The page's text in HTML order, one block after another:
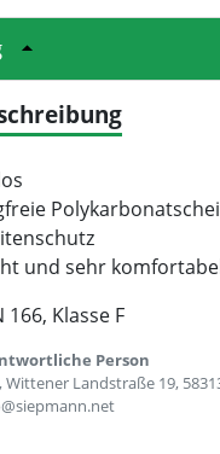
und sehr
Klasse F
Person
Landstraße 19,